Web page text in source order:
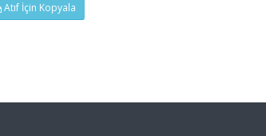
Atıf İçin Kopyala